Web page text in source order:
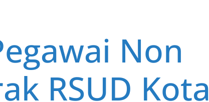
Non
RSUD Kota